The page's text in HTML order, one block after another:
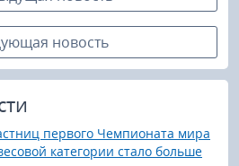
новость
первого Чемпионата мира
категории стало больше